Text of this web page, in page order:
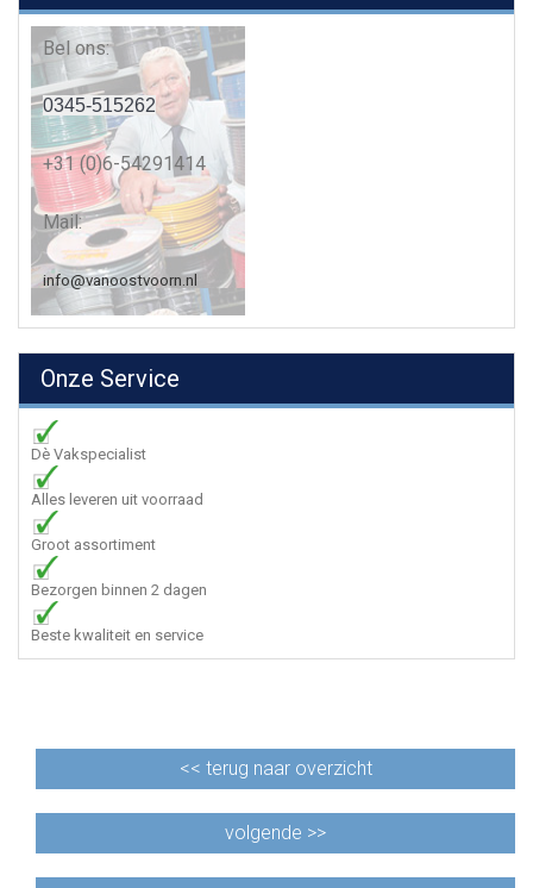
Bel ons:
0345-515262
+31 (0)6-54291414
Mail:
info@vanoostvoorn.nl
Onze Service
Dè Vakspecialist
Alles leveren uit voorraad
Groot assortiment
Bezorgen binnen 2 dagen
Beste kwaliteit en service
<< terug naar overzicht
volgende >>